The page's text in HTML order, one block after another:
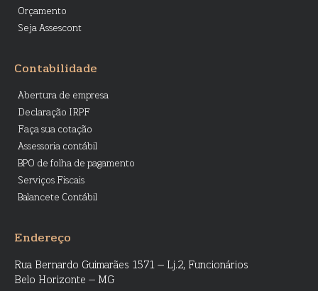
Orçamento
Seja Assescont
Contabilidade
Abertura de empresa
Declaração IRPF
Faça sua cotação
Assessoria contábil
BPO de folha de pagamento
Serviços Fiscais
Balancete Contábil
Endereço
Rua Bernardo Guimarães 1571 – Lj.2, Funcionários
Belo Horizonte – MG